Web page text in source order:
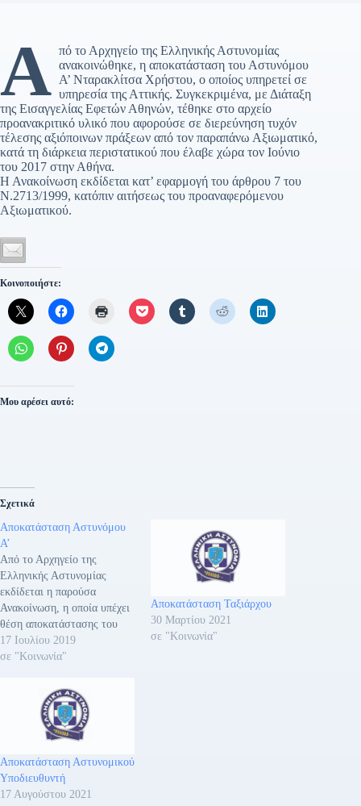
Α πό το Αρχηγείο της Ελληνικής Αστυνομίας
ανακοινώθηκε, η αποκατάσταση του Αστυνόμου
Α’ Νταρακλίτσα Χρήστου, ο οποίος υπηρετεί σε
υπηρεσία της Αττικής. Συγκεκριμένα, με Διάταξη
της Εισαγγελίας Εφετών Αθηνών, τέθηκε στο αρχείο
προανακριτικό υλικό που αφορούσε σε διερεύνηση τυχόν
τέλεσης αξιόποινων πράξεων από τον παραπάνω Αξιωματικό,
κατά τη διάρκεια περιστατικού που έλαβε χώρα τον Ιούνιο
του 2017 στην Αθήνα.
Η Ανακοίνωση εκδίδεται κατ’ εφαρμογή του άρθρου 7 του
Ν.2713/1999, κατόπιν αιτήσεως του προαναφερόμενου
Αξιωματικού.
Κοινοποιήστε:
Μου αρέσει αυτό:
Σχετικά
Αποκατάσταση Αστυνόμου
Α’
Από το Αρχηγείο της
Ελληνικής Αστυνομίας
εκδίδεται η παρούσα
Ανακοίνωση, η οποία υπέχει
θέση αποκατάστασης του
Αστυνόμου Α’ (ε.α.) Κύρου
Κωνσταντίνου. Ο
Ιούνιο του 2018, αθωώθηκε
αμετάκλητα για τα
αδικήματα της υπεξαίρεσης
και της απιστίας στην
αυτουργίας σε ψευδή
βεβαίωση, για τα οποία
είχε…
17 Ιουλίου 2019
σε "Κοινωνία"
Αποκατάσταση Ταξιάρχου
30 Μαρτίου 2021
σε "Κοινωνία"
Αποκατάσταση Αστυνομικού
Υποδιευθυντή
17 Αυγούστου 2021